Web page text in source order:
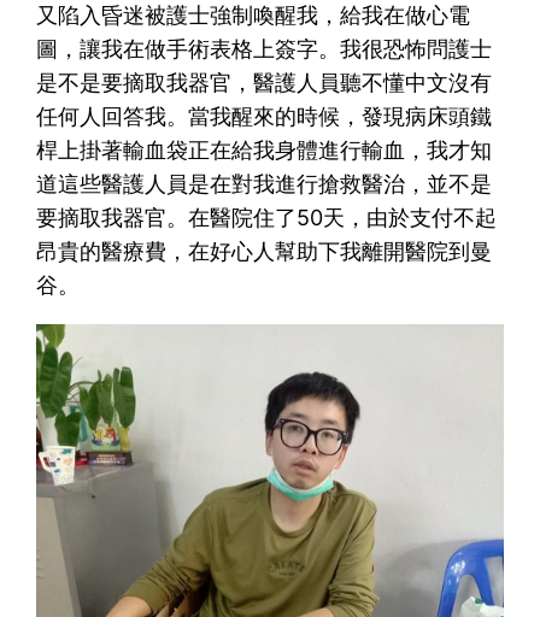
又陷入昏迷被護士強制喚醒我，給我在做心電
圖，讓我在做手術表格上簽字。我很恐怖問護士
是不是要摘取我器官，醫護人員聽不懂中文沒有
任何人回答我。當我醒來的時候，發現病床頭鐵
桿上掛著輸血袋正在給我身體進行輸血，我才知
道這些醫護人員是在對我進行搶救醫治，並不是
要摘取我器官。在醫院住了50天，由於支付不起
昂貴的醫療費，在好心人幫助下我離開醫院到曼
谷。